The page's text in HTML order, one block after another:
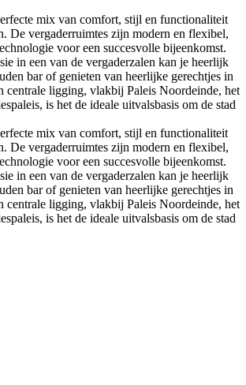
mix van comfort, stijl en functionaliteit
De vergaderruimtes zijn modern en flexibel,
voor een succesvolle bijeenkomst.
in een van de vergaderzalen kan je heerlijk
bar of genieten van heerlijke gerechtjes in
centrale ligging, vlakbij Paleis Noordeinde, het
is het de ideale uitvalsbasis om de stad
mix van comfort, stijl en functionaliteit
De vergaderruimtes zijn modern en flexibel,
voor een succesvolle bijeenkomst.
in een van de vergaderzalen kan je heerlijk
bar of genieten van heerlijke gerechtjes in
centrale ligging, vlakbij Paleis Noordeinde, het
is het de ideale uitvalsbasis om de stad